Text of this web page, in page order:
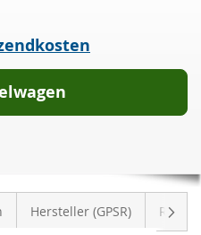
Hersteller (GPSR)